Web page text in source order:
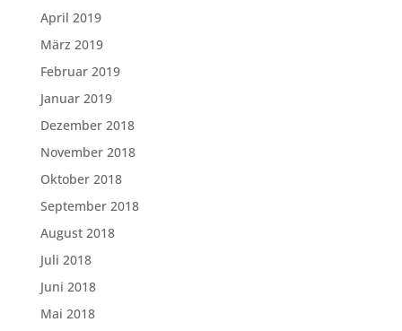
April 2019
März 2019
Februar 2019
Januar 2019
Dezember 2018
November 2018
Oktober 2018
September 2018
August 2018
Juli 2018
Juni 2018
Mai 2018